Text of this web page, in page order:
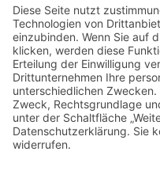
Erbengemeinschaft
Vorsorgevollmacht
Patientenverfügung
Nachlassplanung
Schenkung
Kontakt